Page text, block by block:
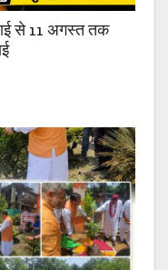
से 11 अगस्त तक